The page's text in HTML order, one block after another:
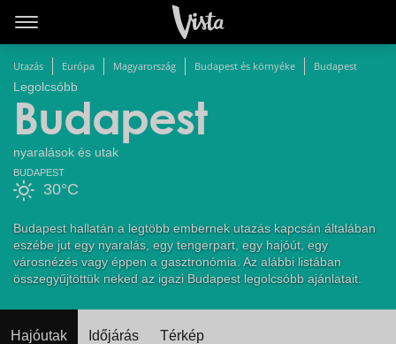
Utazás Európa Magyarország Budapest és környéke Budapest
Legolcsóbb
Budapest
nyaralások és utak
30°C
BUDAPEST
Budapest hallatán a legtöbb embernek utazás kapcsán általában
eszébe jut egy nyaralás, egy tengerpart, egy hajóút, egy
városnézés vagy éppen a gasztronómia. Az alábbi listában
összegyűjtöttük neked az igazi Budapest legolcsóbb ajánlatait.
Hajóutak Időjárás Térkép